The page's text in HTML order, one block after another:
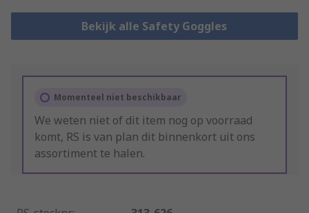
Bekijk alle Safety Goggles
Momenteel niet beschikbaar
We weten niet of dit item nog op voorraad
komt, RS is van plan dit binnenkort uit ons
assortiment te halen.